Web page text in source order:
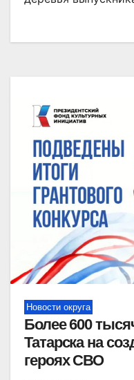
Новости округа
Более 600
Татарска на
героях СВО